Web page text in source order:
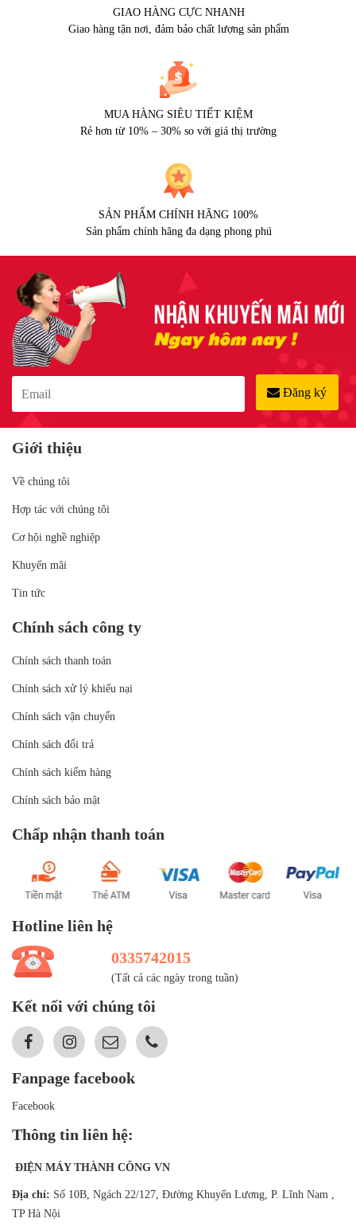
GIAO HÀNG CỰC NHANH
Giao hàng tận nơi, đảm bảo chất lượng sản phẩm
MUA HÀNG SIÊU TIẾT KIỆM
Rẻ hơn từ 10% – 30% so với giá thị trường
SẢN PHẨM CHÍNH HÃNG 100%
Sản phẩm chính hãng đa dạng phong phú
Đăng ký
Giới thiệu
Về chúng tôi
Hợp tác với chúng tôi
Cơ hội nghề nghiệp
Khuyến mãi
Tin tức
Chính sách công ty
Chính sách thanh toán
Chính sách xử lý khiếu nại
Chính sách vận chuyển
Chính sách đổi trả
Chính sách kiểm hàng
Chính sách bảo mật
Chấp nhận thanh toán
Hotline liên hệ
0335742015
(Tất cả các ngày trong tuần)
Kết nối với chúng tôi
Fanpage facebook
Facebook
Thông tin liên hệ:
ĐIỆN MÁY THÀNH CÔNG VN
Địa chỉ: Số 10B, Ngách 22/127, Đường Khuyến Lương, P. Lĩnh Nam ,
TP Hà Nội